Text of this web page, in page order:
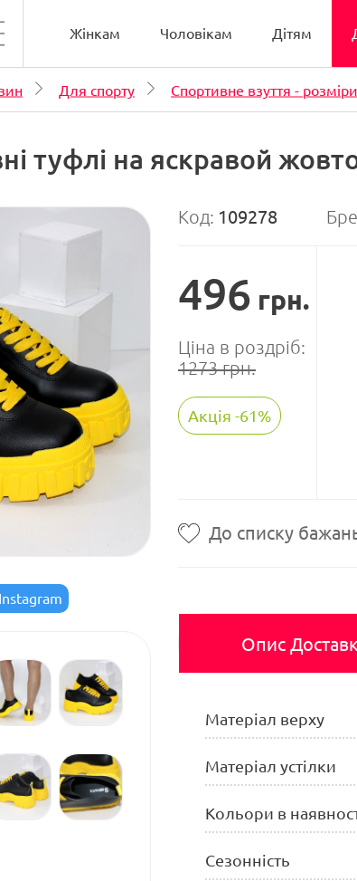
Жінкам Чоловікам Дітям
Для спорту Спортивне взуття -
туфлі на яскравой
Код: 109278
496 грн.
Ціна в роздріб:
1273грн.
Акція -61%
До списку
Опис
Матеріал верху
Матеріал устілки
Кольори в
Сезонність